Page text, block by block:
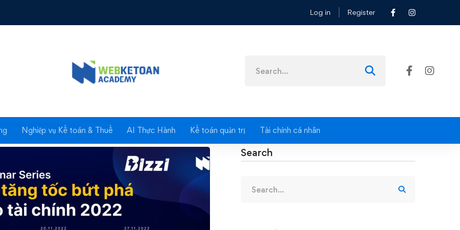
Log in Register
for:
Nghiệp vụ Kế toán & Thuế AI Thực Hành Kế toán quản trị Tài chính cá nhân
WEBINAR: DOANH NGHIỆP TĂNG TỐC BỨT PHÁ MÙA BÁO CÁO TÀI CHÍNH 2022
Blog
Search
for: